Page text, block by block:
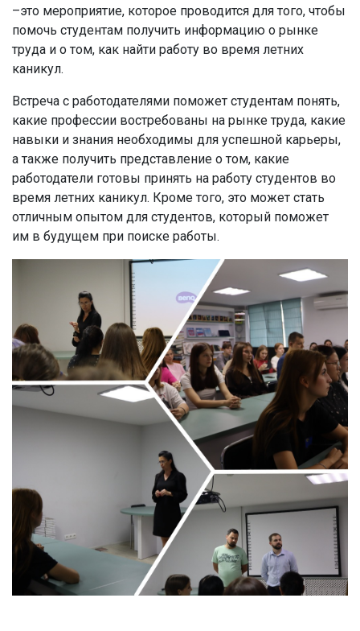
–это мероприятие, которое проводится для того, чтобы
помочь студентам получить информацию о рынке
труда и о том, как найти работу во время летних
каникул.
Встреча с работодателями поможет студентам понять,
какие профессии востребованы на рынке труда, какие
навыки и знания необходимы для успешной карьеры,
а также получить представление о том, какие
работодатели готовы принять на работу студентов во
время летних каникул. Кроме того, это может стать
отличным опытом для студентов, который поможет
им в будущем при поиске работы.